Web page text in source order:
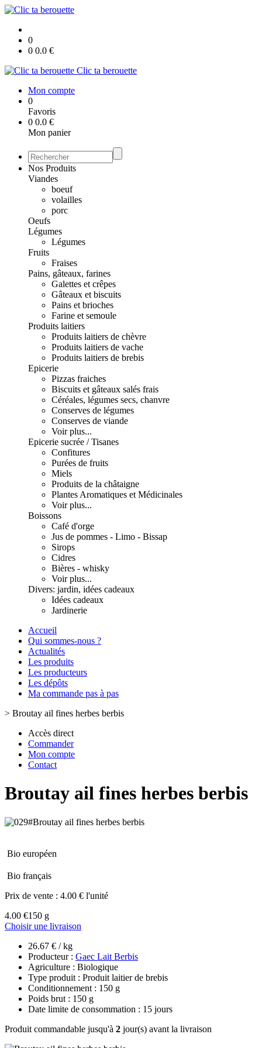
0
0 0.0 €
Clic ta berouette
Mon compte
0
Favoris
0 0.0 €
Mon panier
Nos Produits
Viandes
boeuf
volailles
porc
Oeufs
Légumes
Légumes
Fruits
Fraises
Pains, gâteaux, farines
Galettes et crêpes
Gâteaux et biscuits
Pains et brioches
Farine et semoule
Produits laitiers
Produits laitiers de chèvre
Produits laitiers de vache
Produits laitiers de brebis
Epicerie
Pizzas fraiches
Biscuits et gâteaux salés frais
Céréales, légumes secs, chanvre
Conserves de légumes
Conserves de viande
Voir plus...
Epicerie sucrée / Tisanes
Confitures
Purées de fruits
Miels
Produits de la châtaigne
Plantes Aromatiques et Médicinales
Voir plus...
Boissons
Café d'orge
Jus de pommes - Limo - Bissap
Sirops
Cidres
Bières - whisky
Voir plus...
Divers: jardin, idées cadeaux
Idées cadeaux
Jardinerie
Accueil
Qui sommes-nous ?
Actualités
Les produits
Les producteurs
Les dépôts
Ma commande pas à pas
> Broutay ail fines herbes berbis
Accès direct
Commander
Mon compte
Contact
Broutay ail fines herbes berbis
Bio européen
Bio français
Prix de vente : 4.00 € l'unité
4.00 €150 g
Choisir une livraison
26.67 € / kg
Producteur : Gaec Lait Berbis
Agriculture : Biologique
Type produit : Produit laitier de brebis
Conditionnement : 150 g
Poids brut : 150 g
Date limite de consommation : 15 jours
Produit commandable jusqu'à 2 jour(s) avant la livraison